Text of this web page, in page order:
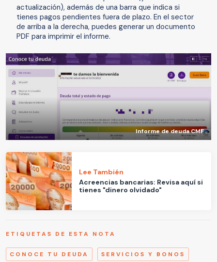
actualización), además de una barra que indica si
tienes pagos pendientes fuera de plazo. En el sector
de arriba a la derecha, puedes generar un documento
PDF para imprimir el informe.
Informe de deuda CMF
Lee También
Acreencias bancarias: Revisa aquí si
tienes "dinero olvidado"
ETIQUETAS DE ESTA NOTA
CONOCE TU DEUDA SERVICIOS Y BONOS